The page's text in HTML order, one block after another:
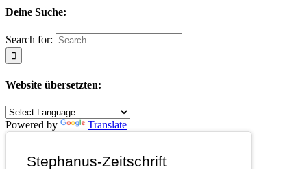
Deine Suche:
Search for:
Website übersetzten:
Powered by Translate